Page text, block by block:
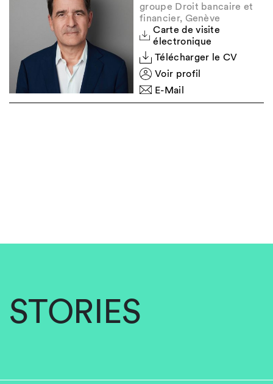
Lire l’article originalgroupe Droit bancaire et
financier, Genève
Carte de visite
électronique
Télécharger le CV
Voir profil
E-Mail
STORIES